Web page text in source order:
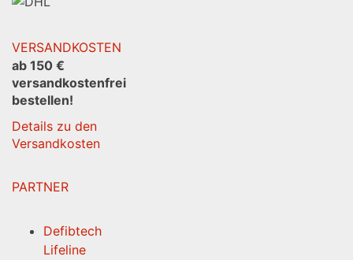
VERSANDKOSTEN
ab 150 €
versandkostenfrei
bestellen!
Details zu den
Versandkosten
PARTNER
Defibtech
Lifeline